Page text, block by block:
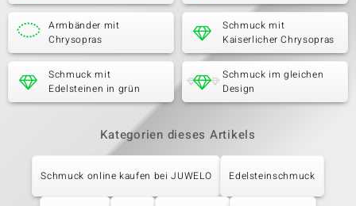
Armbänder mit
Chrysopras
Schmuck mit
Kaiserlicher Chrysopras
Schmuck mit
Edelsteinen in grün
Schmuck im gleichen
Design
Kategorien dieses Artikels
Schmuck online kaufen bei JUWELO Edelsteinschmuck